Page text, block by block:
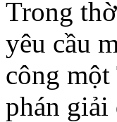
Trong
yêu cầu
công một
phán giải